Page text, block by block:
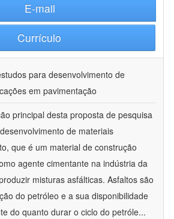
E-mail
Currículo
para desenvolvimento de
em pavimentação
principal desta proposta de pesquisa
de materiais
que é um material de construção
agente cimentante na indústria da
misturas asfálticas. Asfaltos são
do petróleo e a sua disponibilidade
do quanto durar o ciclo do petróle...